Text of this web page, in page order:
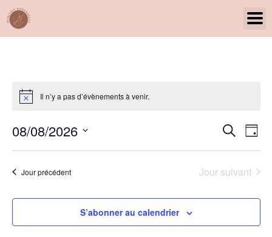
Il n’y a pas d’évènements à venir.
et
de
vues
Recherche
de
Jour
08/08/2026
une
Jour précédent Jour suivant
S’abonner au calendrier
Panneau de gestion des cookies